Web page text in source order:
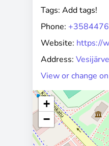
Tags: Add tags!
Phone:
Website: https://
Address:
View or change
+
−